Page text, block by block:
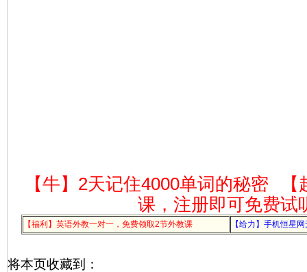
【牛】2天记住4000单词的秘密
课，注册即可免费试
【福利】英语外教一对一，免费领取2节外教课 【给力】手机恒星
将本页收藏到：